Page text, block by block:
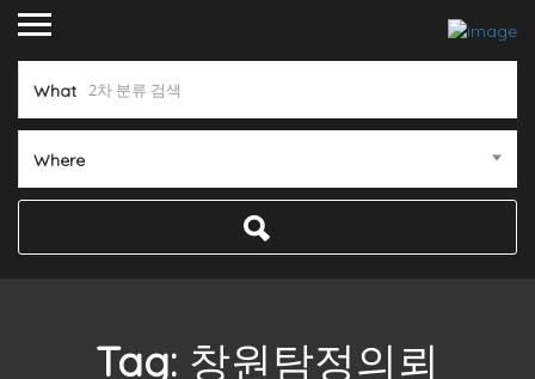
What
Where
Tag: 창원탐정의뢰